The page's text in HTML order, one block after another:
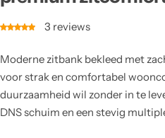
3 reviews
Moderne zitbank bekleed met
voor strak en comfortabel
duurzaamheid wil zonder in te
DNS schuim en een stevig